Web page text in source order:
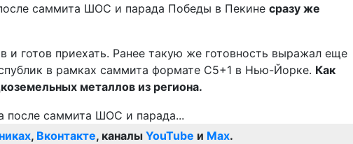
саммита ШОС и парада Победы в Пекине сразу же
готов приехать. Ранее такую же готовность выражал еще
в рамках саммита формате С5+1 в Нью-Йорке. Как
металлов из региона.
, Вконтакте, каналы YouTube и Max.